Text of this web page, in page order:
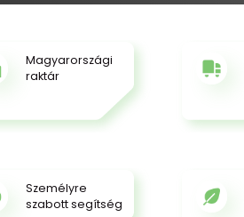
Magyarországi
raktár
Személyre
szabott segítség